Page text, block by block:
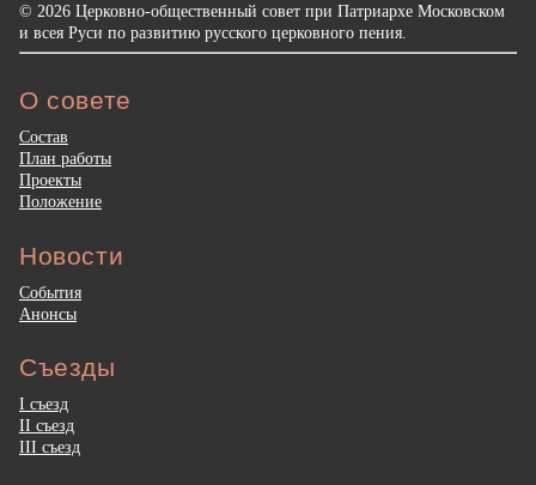
© 2026 Церковно-общественный совет при Патриархе Московском
и всея Руси по развитию русского церковного пения.
О совете
Состав
План работы
Проекты
Положение
Новости
События
Анонсы
Съезды
I съезд
II съезд
III съезд